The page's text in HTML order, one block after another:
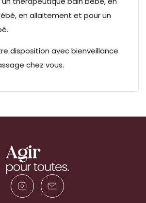
en allaitement et pour un
disposition avec bienveillance
chez vous.